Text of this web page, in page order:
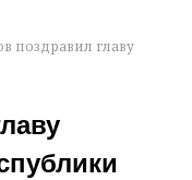
поздравил главу